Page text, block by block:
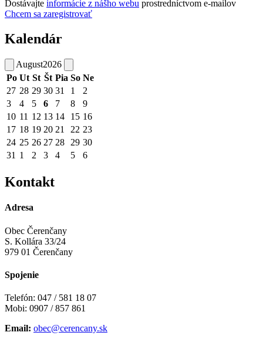
Dostávajte informácie z nášho webu prostredníctvom e-mailov
Chcem sa zaregistrovať
Kalendár
August2026
Po Ut St Št Pia So Ne
27 28 29 30 31 1
2
3
4 5 6 7 8
9
10 11 12 13 14 15 16
17 18 19 20 21 22 23
24 25 26 27 28 29 30
31 1 2 3 4 5 6
Kontakt
Adresa
Obec Čerenčany
S. Kollára 33/24
979 01 Čerenčany
Spojenie
Telefón: 047 / 581 18 07
Mobi: 0907 / 857 861
Email: obec@cerencany.sk